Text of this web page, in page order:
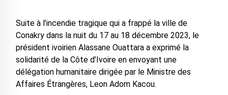
Suite à l’incendie tragique qui a frappé la ville de
Conakry dans la nuit du 17 au 18 décembre 2023, le
président ivoirien Alassane Ouattara a exprimé la
solidarité de la Côte d’Ivoire en envoyant une
délégation humanitaire dirigée par le Ministre des
Affaires Étrangères, Leon Adom Kacou.